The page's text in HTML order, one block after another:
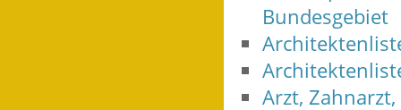
Bundesgebiet
Arzt,